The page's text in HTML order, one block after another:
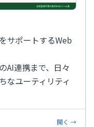
サポートするWeb
AI連携まで、日々
なユーティリティ
開く →